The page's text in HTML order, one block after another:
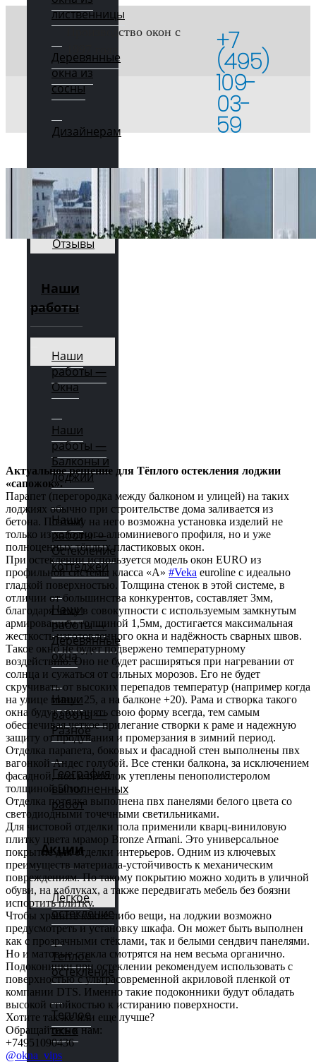
Производство окон с
+7
(495)
109-
03-
59
лиственницы
Деревянные
окна из
сосны
Дизайнерам
О
компании
Отзывы
Наши
работы
Наши
работы —
Окна
Наши
работы —
Балконы и
лоджии
Наши
работы —
Остекление
коттеджей
Наши
работы —
Деревянные
окна
Наши
работы —
Разное
География
выполненных
работ
Акции
Легкое
остекление
Теплое
остекление
Теплое
окно
Актуальное решение для Тёплого остекления лоджии
«сапожок».
Парапет (перегородка между балконом и улицей) на таких
лоджиях обычно при строительстве дома заливается из
бетона. Поэтому на него возможна установка изделий не
только из холодного алюминиевого профиля, но и уже
полноценных тёплых пластиковых окон.
При остеклении используется модель окон EURO из
профильной системы класса «А» #Veka euroline с идеально
гладкой поверхностью. Толщина стенок в этой системе, в
отличии от большинства конкурентов, составляет 3мм,
благодаря чему в совокупности с используемым замкнутым
армированием толщиной 1,5мм, достигается максимальная
жесткость изготовленного окна и надёжность сварных швов.
Такое окно не будет подвержено температурному
воздействию. Оно не будет расширяться при нагревании от
солнца и сужаться от сильных морозов. Его не будет
скручивать от высоких перепадов температур (например когда
на улице минус 25, а на балконе +20). Рама и створка такого
окна будут сохранять свою форму всегда, тем самым
обеспечивая четкое прилегание створки к раме и надежную
защиту от продувания и промерзания в зимний период.
Отделка парапета, боковых и фасадной стен выполнены пвх
вагонкой Андес голубой. Все стенки балкона, за исключением
фасадной, пол и потолок утеплены пенополистеролом
толщиной 50мм.
Отделка потолка выполнена пвх панелями белого цвета со
светодиодными точечными светильниками.
Для чистовой отделки пола применили кварц-виниловую
плитку цвета мрамор Bronze Armani. Это универсальное
покрытие для отделки интерьеров. Одним из ключевых
преимуществ материала-устойчивость к механическим
повреждениям. По такому покрытию можно ходить в уличной
обуви, на каблуках, а также передвигать мебель без боязни
испортить плитку.
Чтобы хранить какие-либо вещи, на лоджии возможно
предусмотреть и установку шкафа. Он может быть выполнен
как с прозрачными стёклами, так и белыми сендвич панелями.
Но и матовые стекла смотрятся на нем весьма органично.
Подоконники при остеклении рекомендуем использовать с
поверхностью с ультрасовременной акриловой пленкой от
компании DTS. Именно такие подоконники будут обладать
высокой стойкостью к истиранию поверхности.
Хотите так же или еще лучше?
Обращайтесь к нам:
+74951090436
@okna_vips